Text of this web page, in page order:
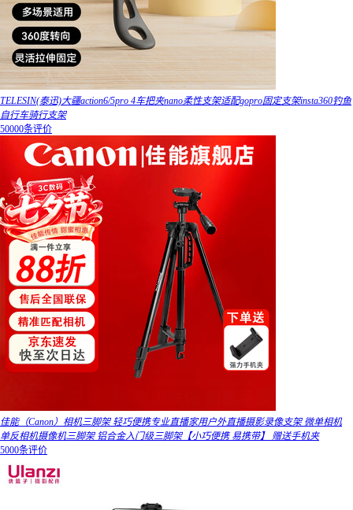
TELESIN(泰迅)大疆action6/5pro 4车把夹nano柔性支架适配gopro固定支架insta360钓鱼
自行车骑行支架
50000条评价
佳能（Canon）相机三脚架 轻巧便携专业直播家用户外直播摄影录像支架 微单相机
单反相机摄像机三脚架 铝合金入门级三脚架【小巧便携 易携带】 赠送手机夹
5000条评价